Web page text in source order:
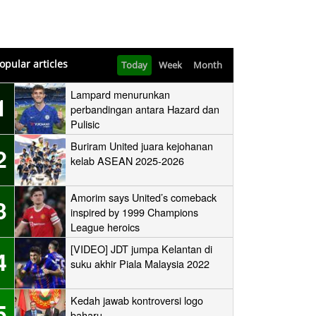
articles Today Week Month
Lampard menurunkan
perbandingan antara Hazard dan
Pulisic
Buriram United juara kejohanan
kelab ASEAN 2025-2026
Amorim says United’s comeback
inspired by 1999 Champions
League heroics
[VIDEO] JDT jumpa Kelantan di
suku akhir Piala Malaysia 2022
Kedah jawab kontroversi logo